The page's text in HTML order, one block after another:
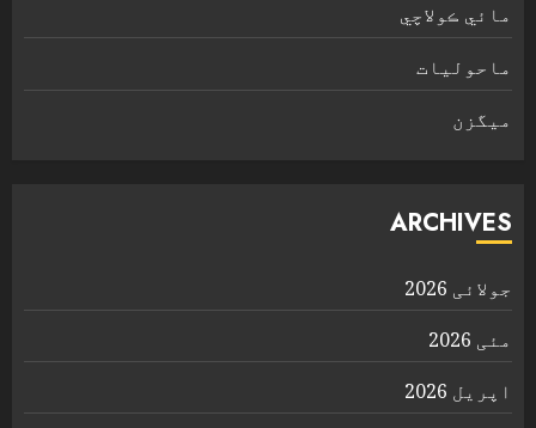
مائي ڪولاچي
ماحولیات
ميگزن
ARCHIVES
جولائی 2026
مئی 2026
اپریل 2026